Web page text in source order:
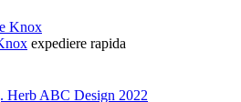
expediere rapida